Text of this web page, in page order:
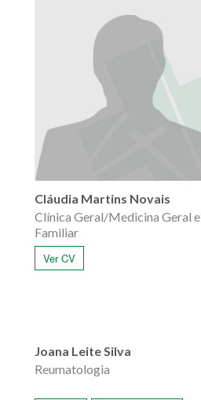
Cláudia Martins Novais
Clínica Geral/Medicina Geral e
Familiar
Ver CV
Joana Leite Silva
Reumatologia